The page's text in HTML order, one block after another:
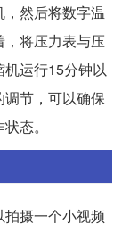
然后将数字温
将压力表与压
运行15分钟以
调节，可以确保
态。
摄一个小视频